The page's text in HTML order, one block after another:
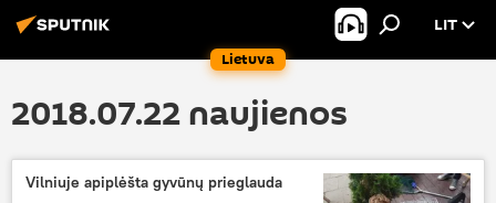
Lietuva
LIT
2018.07.22 naujienos
Vilniuje apiplėšta gyvūnų prieglauda